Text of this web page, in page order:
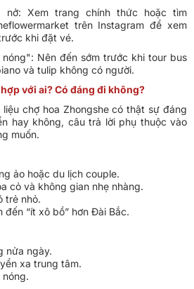
nở: Xem trang chính thức hoặc tìm
trên Instagram để xem
khi đặt vé.
Nên đến sớm trước khi tour bus
và tulip không có người.
với ai? Có đáng đi không?
chợ hoa Zhongshe có thật sự đáng
hay không, câu trả lời phụ thuộc vào
muốn.
ảo hoặc du lịch couple.
cỏ và không gian nhẹ nhàng.
trẻ nhỏ.
đến “ít xô bồ” hơn Đài Bắc.
nửa ngày.
xa trung tâm.